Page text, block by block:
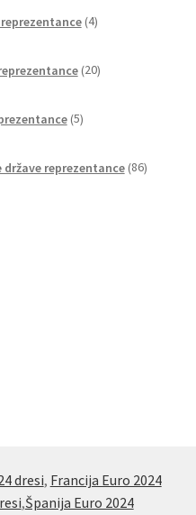
4izdelki
20izdelkov
5izdelkov
države reprezentance 86izdelkov
dresi, Francija Euro 2024
,Španija Euro 2024